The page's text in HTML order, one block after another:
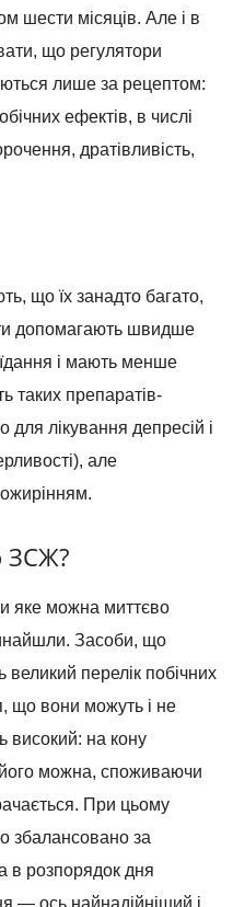
шести місяців. Але і в
що регулятори
лише за рецептом:
ефектів, в числі
дратівливість,
що їх занадто багато,
допомагають швидше
і мають менше
таких препаратів-
для лікування депресій і
але
ЗСЖ?
яке можна миттєво
Засоби, що
перелік побічних
що вони можуть і не
високий: на кону
його можна, споживаючи
При цьому
збалансовано за
в розпорядок дня